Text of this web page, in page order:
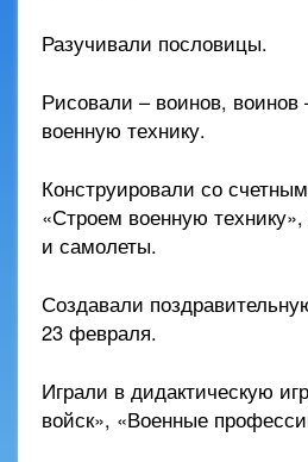
Разучивали пословицы.
Рисовали – воинов, воинов
военную технику.
Конструировали со
«Строем военную
и самолеты.
Создавали
23 февраля.
Играли в дидактическую
войск», «Военные